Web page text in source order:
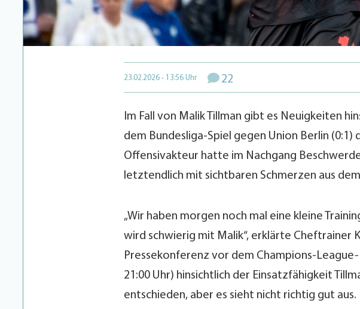
23.02.2026 - 13:56 Uhr 22
Im Fall von Malik Tillman gibt es Neuigkeiten
dem Bundesliga-Spiel gegen Union Berlin
Offensivakteur hatte im Nachgang
letztendlich mit sichtbaren Schmerzen aus
„Wir haben morgen noch mal eine kleine
wird schwierig mit Malik“, erklärte Cheftrainer
Pressekonferenz vor dem Champions-
21:00 Uhr) hinsichtlich der Einsatzfähigkeit
entschieden, aber es sieht nicht richtig gut